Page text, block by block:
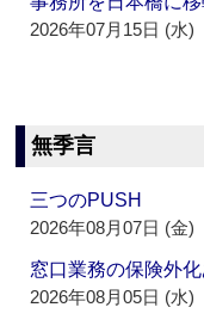
2026年07月15日 (水)
無季言
三つのPUSH
2026年08月07日 (金)
窓口業務の保険外
2026年08月05日 (水)